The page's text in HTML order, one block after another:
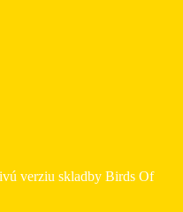
verziu skladby Birds Of